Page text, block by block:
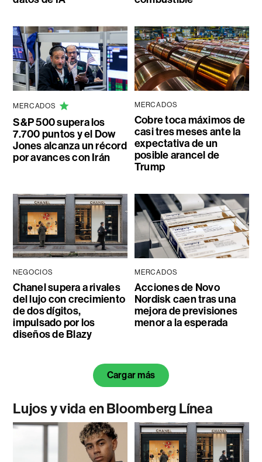
MERCADOS
S&P 500 supera los
7.700 puntos y el Dow
Jones alcanza un récord
por avances con Irán
MERCADOS
Cobre toca máximos de
casi tres meses ante la
expectativa de un
posible arancel de
Trump
NEGOCIOS
Chanel supera a rivales
del lujo con crecimiento
de dos dígitos,
impulsado por los
diseños de Blazy
MERCADOS
Acciones de Novo
Nordisk caen tras una
mejora de previsiones
menor a la esperada
Cargar más
Lujos y vida en Bloomberg Línea